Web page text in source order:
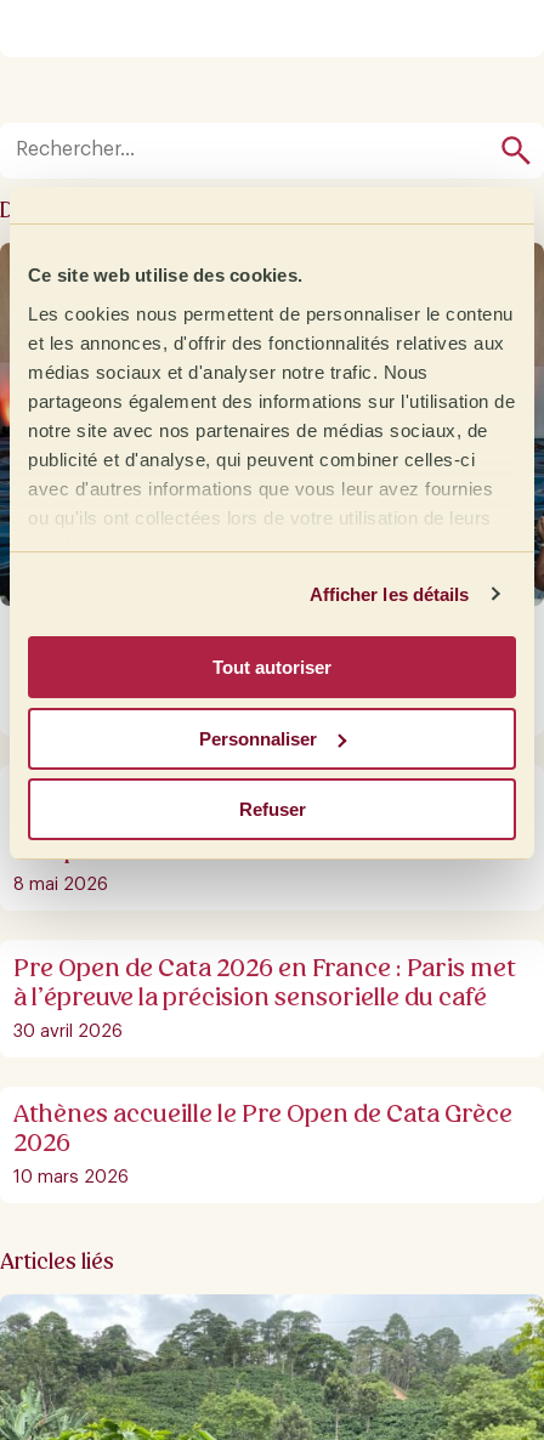
Ce site web utilise des cookies.
Les cookies nous permettent de personnaliser le contenu
et les annonces, d'offrir des fonctionnalités relatives aux
médias sociaux et d'analyser notre trafic. Nous
partageons également des informations sur l'utilisation de
notre site avec nos partenaires de médias sociaux, de
publicité et d'analyse, qui peuvent combiner celles-ci
avec d'autres informations que vous leur avez fournies
ou qu'ils ont collectées lors de votre utilisation de leurs
services.
Afficher les détails
Tout autoriser
Personnaliser
Refuser
Derniers articles
Open de Cata Barcelona 2026 : quand la
compétition devient une communauté
3 juin 2026
Pre Open de Cata 2026 au Portugal : deux
jours de précision sensorielle et de
compétition
8 mai 2026
Pre Open de Cata 2026 en France : Paris met
à l’épreuve la précision sensorielle du café
30 avril 2026
Athènes accueille le Pre Open de Cata Grèce
2026
10 mars 2026
Articles liés